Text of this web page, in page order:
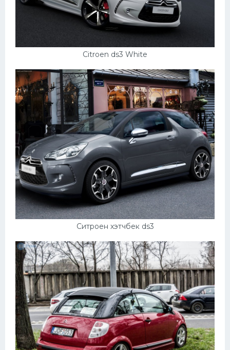
Citroen ds3 White
Ситроен хэтчбек ds3